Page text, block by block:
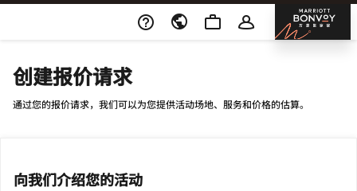
Skip To Content 邦
创建报价请求
通过您的报价请求，我们可以为您提供活动场地、服务和价格的估算。
向我们介绍您的活动